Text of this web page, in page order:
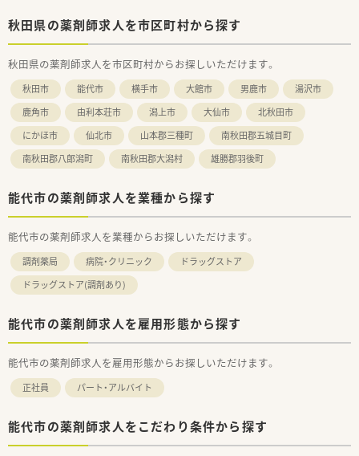
秋田県の薬剤師求人を市区町村から探す
秋田県の薬剤師求人を市区町村からお探しいただけます。
秋田市 能代市 横手市 大館市 男鹿市
湯沢市
鹿角市
由利本荘市 潟上市 大仙市
北秋田市
にかほ市
仙北市 山本郡三種町
南秋田郡五城目町
南秋田郡八郎潟町
南秋田郡大潟村 雄勝郡羽後町
能代市の薬剤師求人を業種から探す
能代市の薬剤師求人を業種からお探しいただけます。
調剤薬局 病院・クリニック
ドラッグストア
ドラッグストア(調剤あり)
能代市の薬剤師求人を雇用形態から探す
能代市の薬剤師求人を雇用形態からお探しいただけます。
正社員 パート・アルバイト
能代市の薬剤師求人をこだわり条件から探す